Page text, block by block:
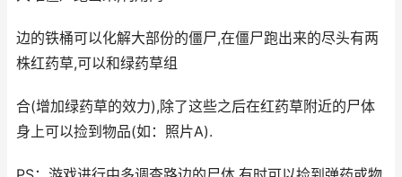
边的铁桶可以化解大部份的僵尸,在僵尸跑出来的尽头有两
株红药草,可以和绿药草组
合(增加绿药草的效力),除了这些之后在红药草附近的尸体
身上可以捡到物品(如：照片A).